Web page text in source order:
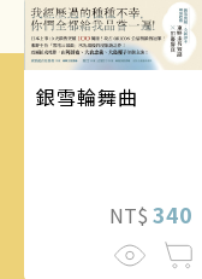
銀雪輪舞曲
NT$ 340